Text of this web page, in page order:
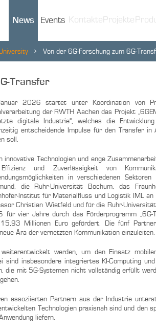
News Events Kontakte Projekte
Von der 6G-Forschung zum 6G-
Transfer
2026 startet unter Koordination von
der RWTH Aachen das Projekt
digitale Industrie“, welches die
entscheidende Impulse für den Transfer
soll.
innovative Technologien und enge
und Zuverlässigkeit von
in verschiedenen
die Ruhr-Universität Bochum, das
Institut für Materialfluss und Logistik IML
Christian Wietfeld und für die Ruhr-
für vier Jahre durch das Förderprogramm „6G-
15,93 Millionen Euro gefördert. Die fünf
Ära der vernetzten Kommunikation einzuleiten.
werden, um den Einsatz
sind insbesondere integriertes KI-Computing
die mit 5G-Systemen nicht vollständig erfüllt
assoziierten Partnern aus der Industrie
Technologien praxisnah sind und den
liefern.